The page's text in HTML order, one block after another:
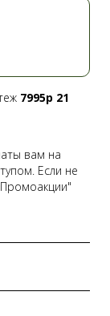
7995р 21
вам на
Если не